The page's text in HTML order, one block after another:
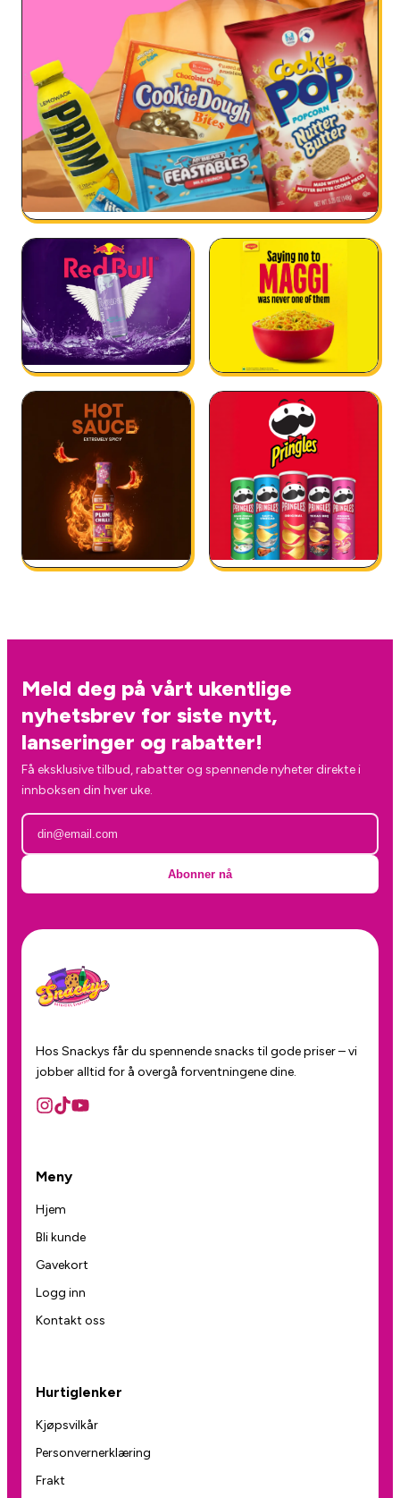
Meld deg på vårt ukentlige
nyhetsbrev for siste nytt,
lanseringer og rabatter!
Få eksklusive tilbud, rabatter og spennende nyheter direkte i
innboksen din hver uke.
Abonner nå
Hos Snackys får du spennende snacks til gode priser – vi
jobber alltid for å overgå forventningene dine.
Meny
Hjem
Bli kunde
Gavekort
Logg inn
Kontakt oss
Hurtiglenker
Kjøpsvilkår
Personvernerklæring
Frakt